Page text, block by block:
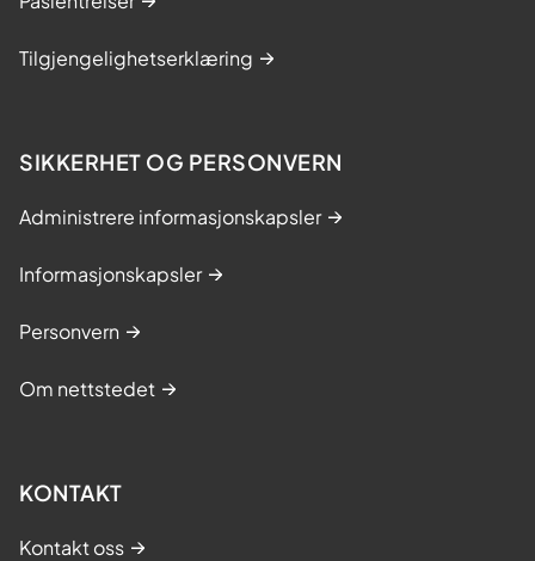
Tilgjengelighetserklæring
SIKKERHET OG PERSONVERN
Administrere informasjonskapsler
Informasjonskapsler
Personvern
Om nettstedet
KONTAKT
Kontakt oss